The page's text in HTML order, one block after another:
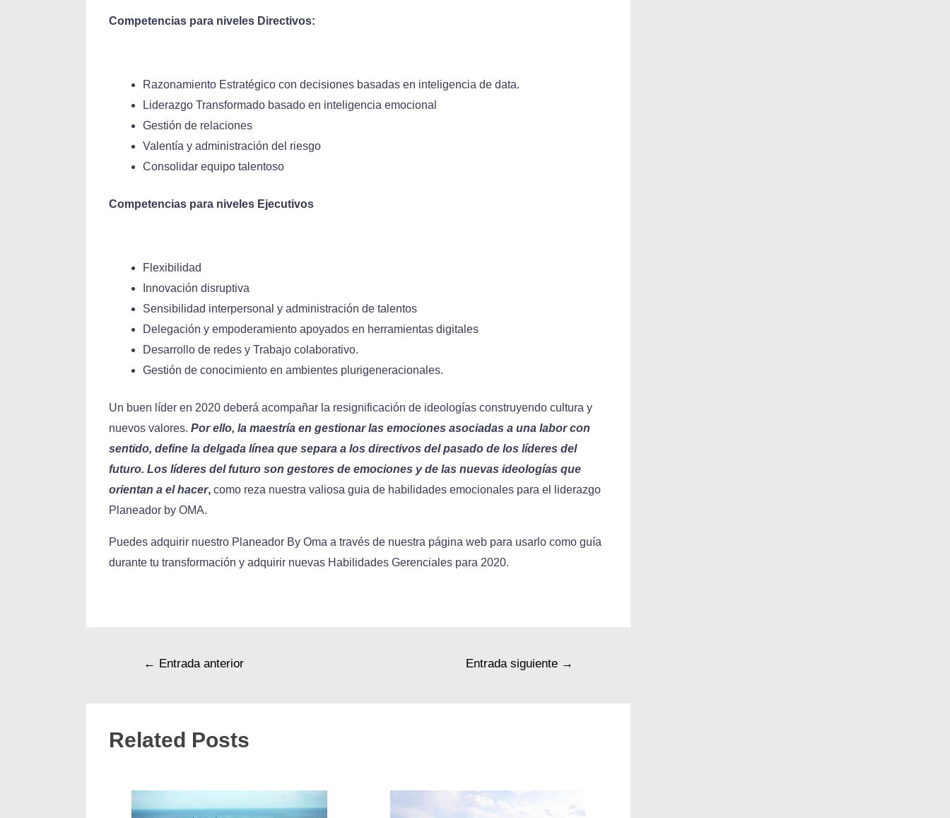
Competencias para niveles Directivos:
Razonamiento Estratégico con decisiones basadas en inteligencia de data.
Liderazgo Transformado basado en inteligencia emocional
Gestión de relaciones
Valentía y administración del riesgo
Consolidar equipo talentoso
Competencias para niveles Ejecutivos
Flexibilidad
Innovación disruptiva
Sensibilidad interpersonal y administración de talentos
Delegación y empoderamiento apoyados en herramientas digitales
Desarrollo de redes y Trabajo colaborativo.
Gestión de conocimiento en ambientes plurigeneracionales.
Un buen líder en 2020 deberá acompañar la resignificación de ideologías construyendo cultura y
nuevos valores. Por ello, la maestría en gestionar las emociones asociadas a una labor con
sentido, define la delgada línea que separa a los directivos del pasado de los líderes del
futuro. Los líderes del futuro son gestores de emociones y de las nuevas ideologías que
orientan a el hacer, como reza nuestra valiosa guia de habilidades emocionales para el liderazgo
Planeador by OMA.
Puedes adquirir nuestro Planeador By Oma a través de nuestra página web para usarlo como guía
durante tu transformación y adquirir nuevas Habilidades Gerenciales para 2020.
← Entrada anterior Entrada siguiente →
Related Posts